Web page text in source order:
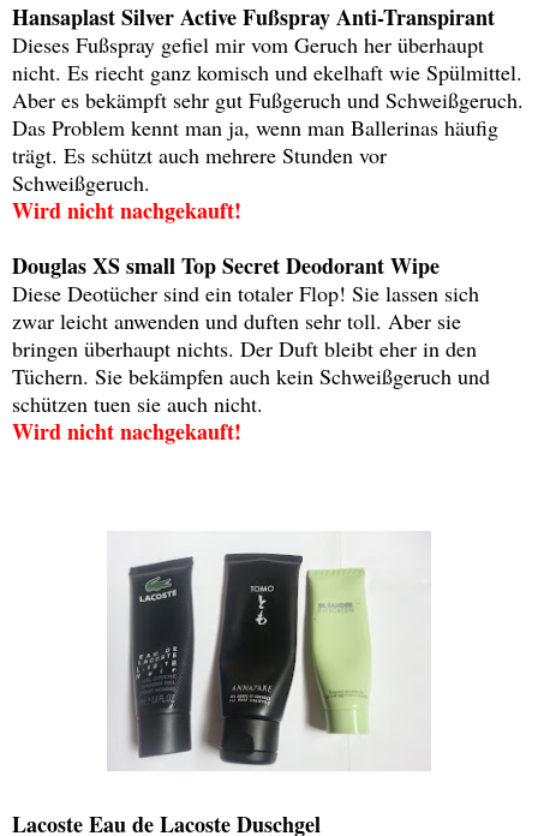
Hansaplast Silver Active Fußspray Anti-Transpirant
Dieses Fußspray gefiel mir vom Geruch her überhaupt
nicht. Es riecht ganz komisch und ekelhaft wie Spülmittel.
Aber es bekämpft sehr gut Fußgeruch und Schweißgeruch.
Das Problem kennt man ja, wenn man Ballerinas häufig
trägt. Es schützt auch mehrere Stunden vor
Schweißgeruch.
Wird nicht nachgekauft!
Douglas XS small Top Secret Deodorant Wipe
Diese Deotücher sind ein totaler Flop! Sie lassen sich
zwar leicht anwenden und duften sehr toll. Aber sie
bringen überhaupt nichts. Der Duft bleibt eher in den
Tüchern. Sie bekämpfen auch kein Schweißgeruch und
schützen tuen sie auch nicht.
Wird nicht nachgekauft!
Lacoste Eau de Lacoste Duschgel